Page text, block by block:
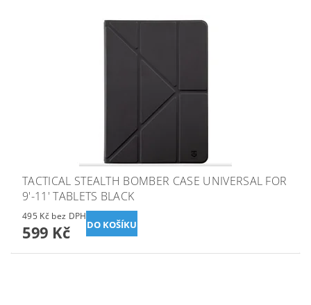
TACTICAL STEALTH BOMBER CASE UNIVERSAL FOR
9'-11' TABLETS BLACK
495 Kč bez DPH
599 Kč